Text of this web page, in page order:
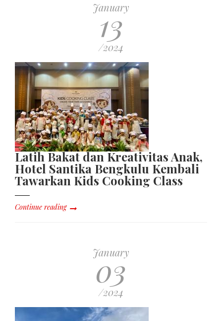
January
13
/2024
Latih Bakat dan Kreativitas Anak,
Hotel Santika Bengkulu Kembali
Tawarkan Kids Cooking Class
Continue reading
January
03
/2024